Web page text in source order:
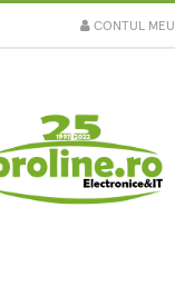
CONTUL MEU